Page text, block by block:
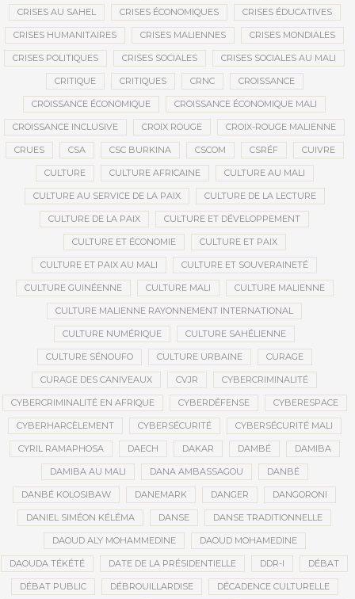
CRISES AU SAHEL CRISES ÉCONOMIQUES CRISES ÉDUCATIVES
CRISES HUMANITAIRES CRISES MALIENNES CRISES MONDIALES
CRISES POLITIQUES CRISES SOCIALES CRISES SOCIALES AU MALI
CRITIQUE CRITIQUES CRNC CROISSANCE
CROISSANCE ÉCONOMIQUE CROISSANCE ÉCONOMIQUE MALI
CROISSANCE INCLUSIVE CROIX ROUGE CROIX-ROUGE MALIENNE
CRUES CSA CSC BURKINA CSCOM CSRÉF CUIVRE
CULTURE CULTURE AFRICAINE CULTURE AU MALI
CULTURE AU SERVICE DE LA PAIX CULTURE DE LA LECTURE
CULTURE DE LA PAIX CULTURE ET DÉVELOPPEMENT
CULTURE ET ÉCONOMIE CULTURE ET PAIX
CULTURE ET PAIX AU MALI CULTURE ET SOUVERAINETÉ
CULTURE GUINÉENNE CULTURE MALI CULTURE MALIENNE
CULTURE MALIENNE RAYONNEMENT INTERNATIONAL
CULTURE NUMÉRIQUE CULTURE SAHÉLIENNE
CULTURE SÉNOUFO CULTURE URBAINE CURAGE
CURAGE DES CANIVEAUX CVJR CYBERCRIMINALITÉ
CYBERCRIMINALITÉ EN AFRIQUE CYBERDÉFENSE CYBERESPACE
CYBERHARCÈLEMENT CYBERSÉCURITÉ CYBERSÉCURITÉ MALI
CYRIL RAMAPHOSA DAECH DAKAR DAMBÉ DAMIBA
DAMIBA AU MALI DANA AMBASSAGOU DANBÉ
DANBÉ KOLOSIBAW DANEMARK DANGER DANGORONI
DANIEL SIMÉON KÉLÉMA DANSE DANSE TRADITIONNELLE
DAOUD ALY MOHAMMEDINE DAOUD MOHAMEDINE
DAOUDA TÉKÉTÉ DATE DE LA PRÉSIDENTIELLE DDR-I DÉBAT
DÉBAT PUBLIC DÉBROUILLARDISE DÉCADENCE CULTURELLE